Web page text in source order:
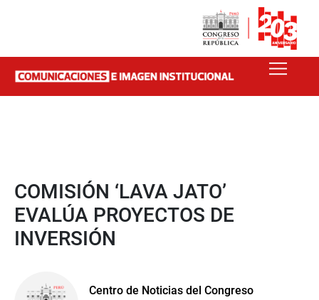
COMISIÓN ‘LAVA JATO’
EVALÚA PROYECTOS DE
INVERSIÓN
Centro de Noticias del Congreso